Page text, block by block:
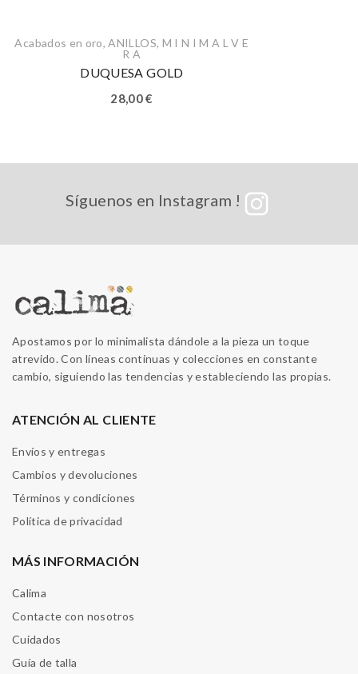
Acabados en oro,ANILLOS, M I N I M A L V E
R A
DUQUESA GOLD
28,00€
Síguenos en Instagram !
Apostamos por lo minimalista dándole a la pieza un toque
atrevido. Con líneas continuas y colecciones en constante
cambio, siguiendo las tendencias y estableciendo las propias.
ATENCIÓN AL CLIENTE
Envíos y entregas
Cambios y devoluciones
Términos y condiciones
Política de privacidad
MÁS INFORMACIÓN
Calima
Contacte con nosotros
Cuidados
Guía de talla